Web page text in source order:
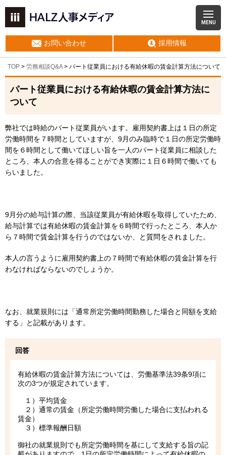
MENU
お問い合わせ 採用情報
TOP > 労務相談Q&A> パート従業員における有給休暇の賃金計算方法について
パート従業員における有給休暇の賃金計算方法に
ついて
弊社では時給のパート従業員がいます。雇用契約書上は１日の所定
労働時間を７時間としていますが、9月のみ臨時で１日の所定労働時
間を６時間として働いてほしい旨を一人のパート従業員に相談した
ところ、本人の合意を得ることができ実際に１日６時間で働いても
らいました。
9月分の給与計算の際、当該従業員が有給休暇を取得していたため、
給与計算では有給休暇の賃金計算を６時間で行ったところ、本人か
ら７時間で賃金計算を行うのではないか、と質問をされました。
本人の言うように雇用契約書上の７時間で有給休暇の賃金計算を行
わなければならないのでしょうか。
なお、就業規則には「通常所定労働時間勤務した場合と同額を支給
する」と記載があります。
回答
有給休暇の賃金計算方法については、労働基準法39条9項に
次の3つが規定されています。
１）平均賃金
２）通常の賃金（所定労働時間労働した場合に支払われる
賃金）
３）標準報酬日額
御社の就業規則でも所定労働時間を基にして支給する旨の記